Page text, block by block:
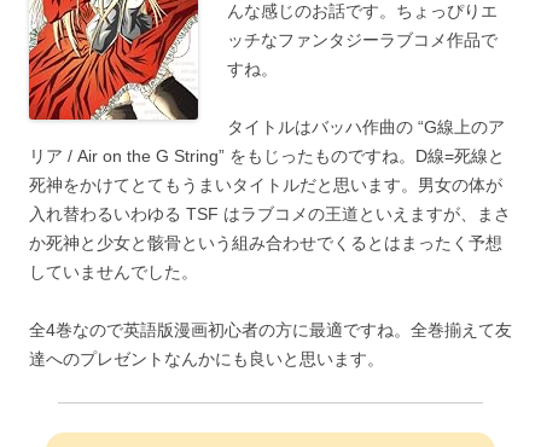
んな感じのお話です。ちょっぴりエ
ッチなファンタジーラブコメ作品で
すね。
タイトルはバッハ作曲の “G線上のア
リア / Air on the G String” をもじったものですね。D線=死線と
死神をかけてとてもうまいタイトルだと思います。男女の体が
入れ替わるいわゆる TSF はラブコメの王道といえますが、まさ
か死神と少女と骸骨という組み合わせでくるとはまったく予想
していませんでした。
全4巻なので英語版漫画初心者の方に最適ですね。全巻揃えて友
達へのプレゼントなんかにも良いと思います。